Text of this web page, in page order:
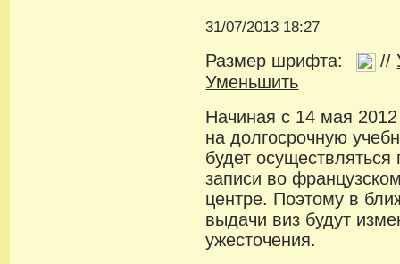
31/07/2013 18:27
Размер шрифта: //
Уменьшить
Начиная с 14 мая
на долгосрочную
будет
записи во
центре. Поэтому в
выдачи виз будут
ужесточения.